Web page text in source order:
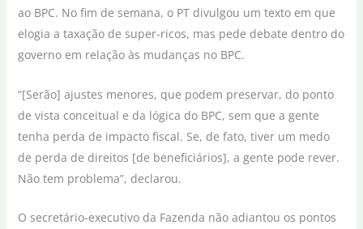
ao BPC. No fim de semana, o PT divulgou um texto em que
elogia a taxação de super-ricos, mas pede debate dentro do
governo em relação às mudanças no BPC.
“[Serão] ajustes menores, que podem preservar, do ponto
de vista conceitual e da lógica do BPC, sem que a gente
tenha perda de impacto fiscal. Se, de fato, tiver um medo
de perda de direitos [de beneficiários], a gente pode rever.
Não tem problema”, declarou.
O secretário-executivo da Fazenda não adiantou os pontos